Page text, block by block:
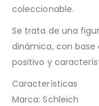
coleccionable.
Se trata de una
dinámica, con
positivo y
Características
Marca: Schleich